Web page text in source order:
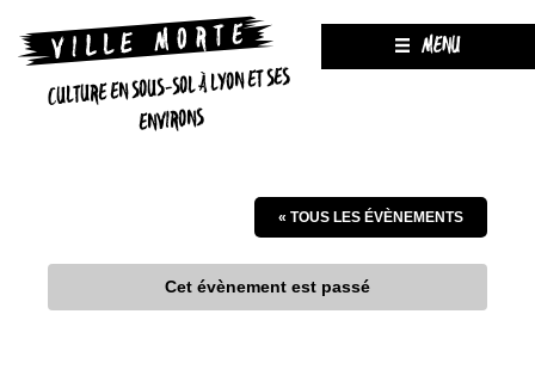
CULTURE EN SOUS-SOL À LYON ET SES
ENVIRONS
MENU
« TOUS LES ÉVÈNEMENTS
Cet évènement est passé